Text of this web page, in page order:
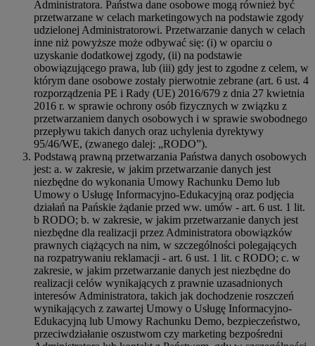
Administratora. Państwa dane osobowe mogą również być
przetwarzane w celach marketingowych na podstawie zgody
udzielonej Administratorowi. Przetwarzanie danych w celach
inne niż powyższe może odbywać się: (i) w oparciu o
uzyskanie dodatkowej zgody, (ii) na podstawie
obowiązującego prawa, lub (iii) gdy jest to zgodne z celem, w
którym dane osobowe zostały pierwotnie zebrane (art. 6 ust. 4
rozporządzenia PE i Rady (UE) 2016/679 z dnia 27 kwietnia
2016 r. w sprawie ochrony osób fizycznych w związku z
przetwarzaniem danych osobowych i w sprawie swobodnego
przepływu takich danych oraz uchylenia dyrektywy
95/46/WE, (zwanego dalej: „RODO”).
Podstawą prawną przetwarzania Państwa danych osobowych
jest: a. w zakresie, w jakim przetwarzanie danych jest
niezbędne do wykonania Umowy Rachunku Demo lub
Umowy o Usługę Informacyjno-Edukacyjną oraz podjęcia
działań na Pańskie żądanie przed ww. umów - art. 6 ust. 1 lit.
b RODO; b. w zakresie, w jakim przetwarzanie danych jest
niezbędne dla realizacji przez Administratora obowiązków
prawnych ciążących na nim, w szczególności polegających
na rozpatrywaniu reklamacji - art. 6 ust. 1 lit. c RODO; c. w
zakresie, w jakim przetwarzanie danych jest niezbędne do
realizacji celów wynikających z prawnie uzasadnionych
interesów Administratora, takich jak dochodzenie roszczeń
wynikających z zawartej Umowy o Usługę Informacyjno-
Edukacyjną lub Umowy Rachunku Demo, bezpieczeństwo,
przeciwdziałanie oszustwom czy marketing bezpośredni